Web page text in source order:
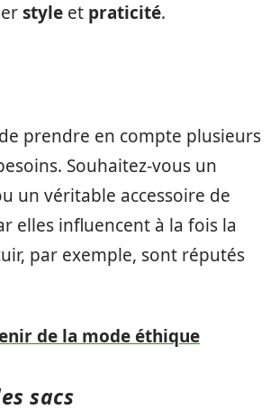
style et praticité.
prendre en compte plusieurs
Souhaitez-vous un
un véritable accessoire de
elles influencent à la fois la
par exemple, sont réputés
de la mode éthique
sacs